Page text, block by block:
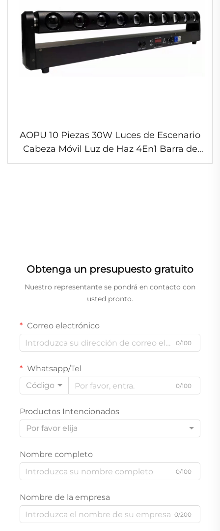
AOPU 10 Piezas 30W Luces de Escenario
Cabeza Móvil Luz de Haz 4En1 Barra de
Luz LED para DJ Fiesta
Obtenga un presupuesto gratuito
Nuestro representante se pondrá en contacto con
usted pronto.
Correo electrónico
0/100
Whatsapp/Tel
Código
0/100
Productos Intencionados
Por favor elija
Nombre completo
0/100
Nombre de la empresa
0/200